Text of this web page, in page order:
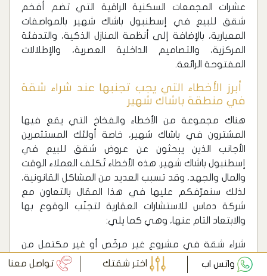
عشرات المجمعات السكنية الراقية التي تضم أفخم
شقق للبيع في إسطنبول باشاك شهير بالمواصفات
المعيارية، بالإضافة إلى أنظمة المنازل الذكية، والتدفئة
المركزية، والتصاميم الداخلية العصرية، والإطلالات
المفتوحة الرائعة.
‏ أبرز الأخطاء التي يجب تجنبها عند شراء شقة
في منطقة باشاك شهير
هناك مجموعة من الأخطاء والفخاخ التي يقع فيها
المشترون في باشاك شهير، خاصة أولئك المستثمرين
الأجانب الذين يبحثون عن عروض شقق للبيع في
إسطنبول باشاك شهير. هذه الأخطاء تُكلف العملاء الوقت
والمال والجهد، وقد تسبب العديد من المشاكل القانونية،
لذلك سنعرّفكم عليها في هذا المقال بالتعاون مع
شركة دماس للاستشارات العقارية لتجنّب الوقوع بها
والابتعاد التام عنها، وهي كما يلي:
شراء شقة في مشروع غير مرخّص أو غير مكتمل من
الناحية القانونية، حيث يتم عرض الشقق في هذه
المشاريع بأسعار مغرية جدًا، لكنها لا تمتلك ترخيصًا عقاريًا
واتس اب اختر شقتك تواصل معنا